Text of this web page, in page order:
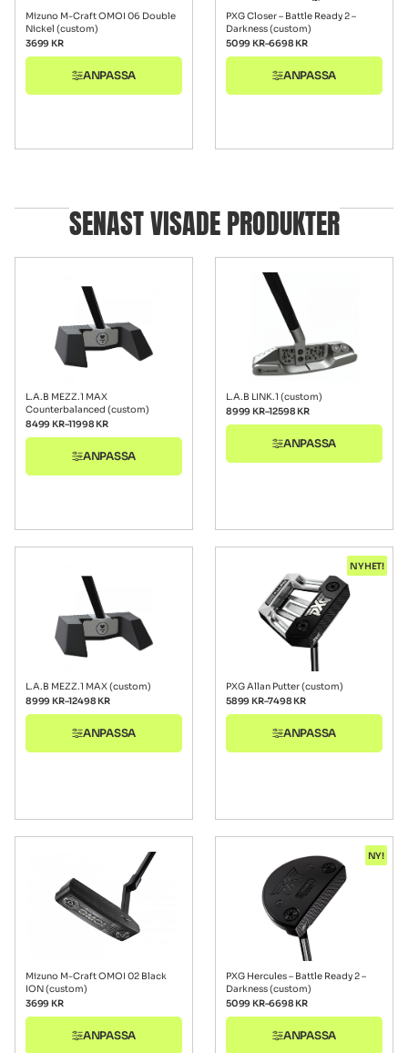
Mizuno M-Craft OMOI 06 Double
Nickel (custom)
3699 KR
ANPASSA
PXG Closer – Battle Ready 2 –
Darkness (custom)
5099 KR–6698 KR
ANPASSA
SENAST VISADE PRODUKTER
L.A.B MEZZ.1 MAX
Counterbalanced (custom)
8499 KR–11998 KR
ANPASSA
L.A.B LINK.1 (custom)
8999 KR–12598 KR
ANPASSA
L.A.B MEZZ.1 MAX (custom)
8999 KR–12498 KR
ANPASSA
NYHET!
PXG Allan Putter (custom)
5899 KR–7498 KR
ANPASSA
Mizuno M-Craft OMOI 02 Black
ION (custom)
3699 KR
ANPASSA
NY!
PXG Hercules – Battle Ready 2 –
Darkness (custom)
5099 KR–6698 KR
ANPASSA